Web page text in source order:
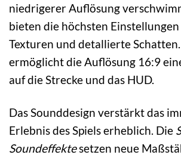
niedrigerer Auflösung
bieten die höchsten
Texturen und detallierte
ermöglicht die Auflösung 16:9
auf die Strecke und das HUD.
Das Sounddesign verstärkt das
Erlebnis des Spiels erheblich. Die
Soundeffektesetzen neue